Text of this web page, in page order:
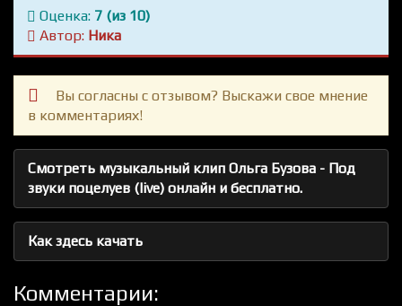
Оценка: 7 (из 10)
Автор: Ника
Вы согласны с отзывом? Выскажи свое мнение
в комментариях!
Смотреть музыкальный клип Ольга Бузова - Под
звуки поцелуев (live) онлайн и бесплатно.
Как здесь качать
Комментарии: